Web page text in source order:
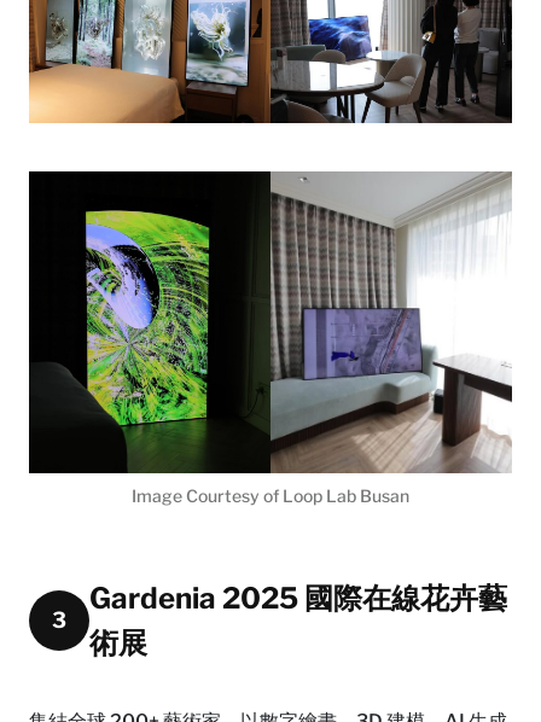
Image Courtesy of Loop Lab Busan
3
Gardenia 2025 國際在線花卉藝
術展